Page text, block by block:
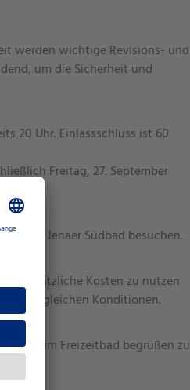
werden wichtige Revisions- und
um die Sicherheit und
20 Uhr. Einlassschluss ist 60
Freitag, 27. September
das Jenaer Südbad besuchen.
zusätzliche Kosten zu nutzen.
zu gleichen Konditionen.
wieder im Freizeitbad begrüßen zu